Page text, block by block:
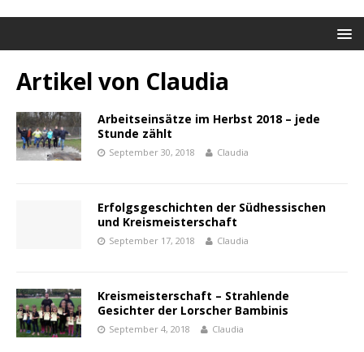
Artikel von Claudia
Arbeitseinsätze im Herbst 2018 – jede
Stunde zählt
September 30, 2018 Claudia
Erfolgsgeschichten der Südhessischen
und Kreismeisterschaft
September 17, 2018 Claudia
Kreismeisterschaft – Strahlende
Gesichter der Lorscher Bambinis
September 4, 2018 Claudia